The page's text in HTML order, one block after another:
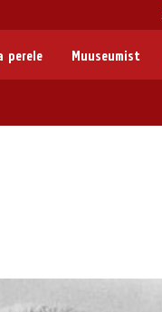
perele Muuseumist